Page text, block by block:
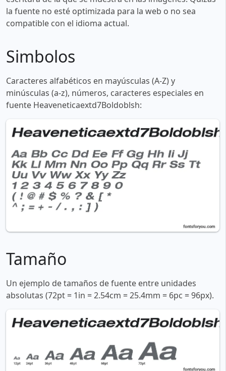
la fuente no esté optimizada para la web o no sea
compatible con el idioma actual.
Simbolos
Caracteres alfabéticos en mayúsculas (A-Z) y
minúsculas (a-z), números, caracteres especiales en
fuente Heaveneticaextd7Boldoblsh:
Tamaño
Un ejemplo de tamaños de fuente entre unidades
absolutas (72pt = 1in = 2.54cm = 25.4mm = 6pc = 96px).